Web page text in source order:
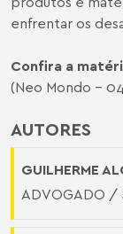
AUTORES
GUILHERME
ADVOGADO /
enfrentar os
Confira a
(Neo Mondo -